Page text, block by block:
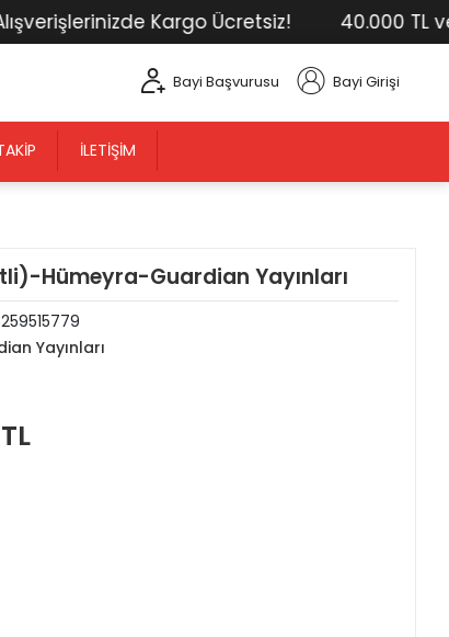
Kargo Ücretsiz! 40.000 TL ve
Bayi Başvurusu Bayi Girişi
İLETIŞIM
Hümeyra-Guardian Yayınları
Yayınları